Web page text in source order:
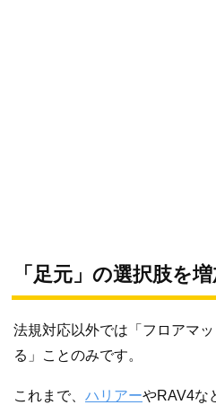
「足元」の選択肢を
法規対応以外では「フロアマ
る」ことのみです。
これまで、 ハリアーやRAV4な